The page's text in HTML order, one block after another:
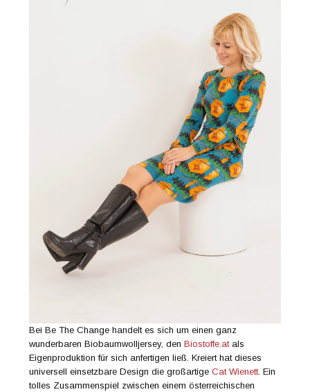
Bei Be The Change handelt es sich um einen ganz
wunderbaren Biobaumwolljersey, denBiostoffe.atals
Eigenproduktion für sich anfertigen ließ. Kreiert hat dieses
universell einsetzbare Design die großartigeCat Wienett. Ein
tolles Zusammenspiel zwischen einem österreichischen